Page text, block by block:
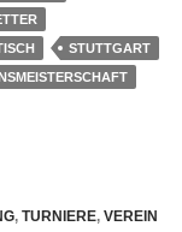
STUTTGART
, TURNIERE, VEREIN